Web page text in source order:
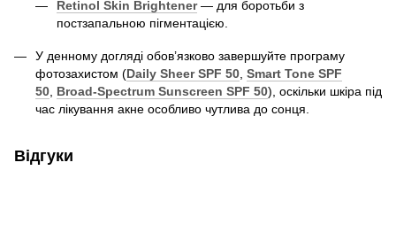
Retinol Skin Brightener— для боротьби з
постзапальною пігментацією.
У денному догляді обов’язково завершуйте програму
фотозахистом (Daily Sheer SPF 50 Smart Tone SPF
50 Broad-Spectrum Sunscreen SPF 50), оскільки шкіра під
час лікування акне особливо чутлива до сонця.
Відгуки